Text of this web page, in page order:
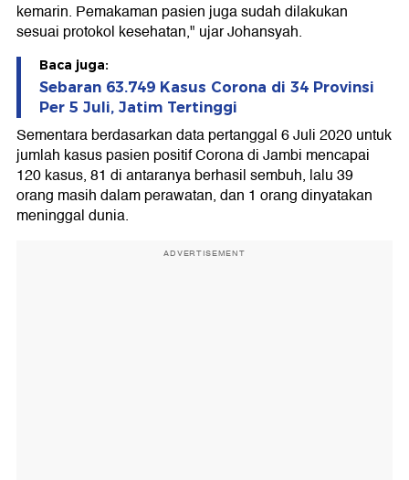
kemarin. Pemakaman pasien juga sudah dilakukan
sesuai protokol kesehatan," ujar Johansyah.
Baca juga:
Sebaran 63.749 Kasus Corona di 34 Provinsi
Per 5 Juli, Jatim Tertinggi
Sementara berdasarkan data pertanggal 6 Juli 2020 untuk
jumlah kasus pasien positif Corona di Jambi mencapai
120 kasus, 81 di antaranya berhasil sembuh, lalu 39
orang masih dalam perawatan, dan 1 orang dinyatakan
meninggal dunia.
ADVERTISEMENT